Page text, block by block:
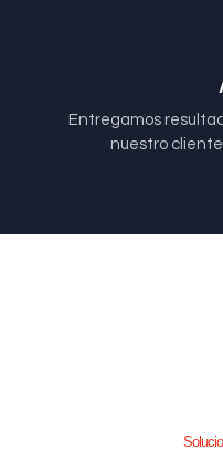
Entregamos
nuestro cliente